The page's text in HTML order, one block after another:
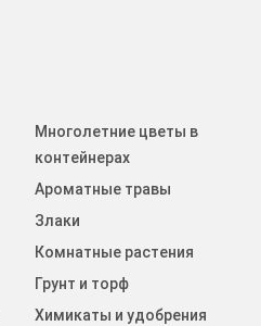
Многолетние цветы в
контейнерах
Ароматные травы
Злаки
Комнатные растения
Грунт и торф
Химикаты и удобрения